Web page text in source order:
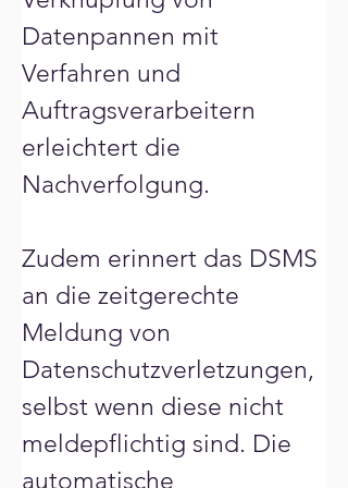
Datenpannen mit
Verfahren und
Auftragsverarbeitern
erleichtert die
Nachverfolgung.
Zudem erinnert das DSMS
an die zeitgerechte
Meldung von
Datenschutzverletzungen,
selbst wenn diese nicht
meldepflichtig sind. Die
automatische